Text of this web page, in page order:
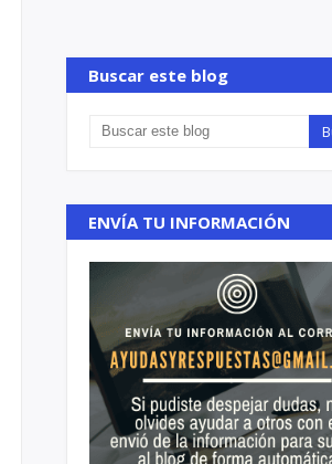
Buscar este blog
ENVÍA TU INFORMACIÓN